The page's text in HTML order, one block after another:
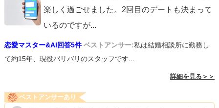
楽しく過ごせました。2回目のデートも決まって
いるのですが...
恋愛マスター&AI回答5件 ベストアンサー:私は結婚相談所に勤務し
て約15年、現役バリバリのスタッフです...
詳細を見る＞＞
ベストアンサーあり